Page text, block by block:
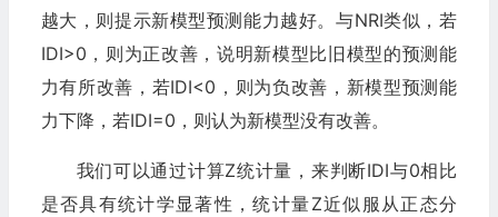
越大，则提示新模型预测能力越好。与NRI类似，若
IDI>0，则为正改善，说明新模型比旧模型的预测能
力有所改善，若IDI<0，则为负改善，新模型预测能
力下降，若IDI=0，则认为新模型没有改善。
我们可以通过计算Z统计量，来判断IDI与0相比
是否具有统计学显著性，统计量Z近似服从正态分